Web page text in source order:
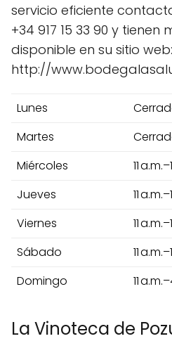
servicio eficiente
+34 917 15 33 90 y
disponible en su sitio web:
http://
Lunes
Martes
Miércoles
11
Jueves
11
Viernes
11
Sábado
11
Domingo
11
La Vinoteca de